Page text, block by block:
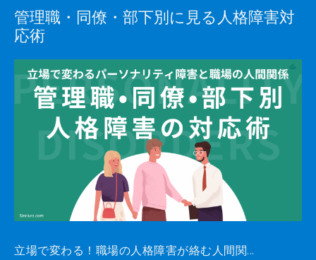
管理職・同僚・部下別に見る人格障害対
応術
立場で変わる！職場の人格障害が絡む人間関...